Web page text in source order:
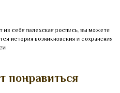
себя палехская роспись, вы можете
история возникновения и сохранения
понравиться